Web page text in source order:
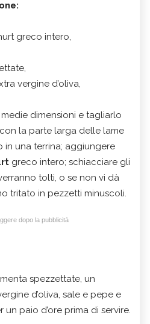
greco intero,
vergine d’oliva,
dimensioni e tagliarlo
la parte larga delle lame
in una terrina; aggiungere
greco intero; schiacciare gli
tolti, o se non vi dà
tritato in pezzetti minuscoli.
dopo la pubblicità
spezzettate, un
d’oliva, sale e pepe e
paio d’ore prima di servire.